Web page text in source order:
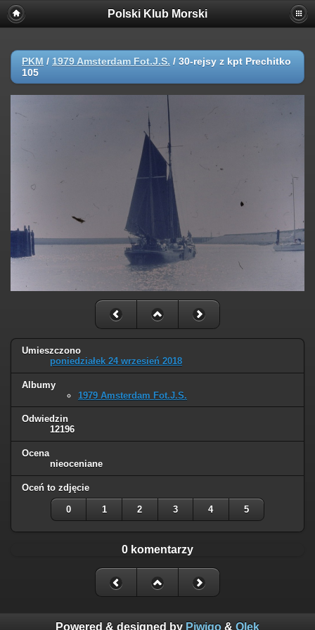
//dodane!!!!!!!!!!
Polski Klub Morski
PKM / 1979 Amsterdam Fot.J.S. / 30-rejsy z kpt Prechitko
105
Umieszczono
poniedziałek 24 wrzesień 2018
Albumy
1979 Amsterdam Fot.J.S.
Odwiedzin
12196
Ocena
nieoceniane
Oceń to zdjęcie
0 1 2 3 4 5
0 komentarzy
Powered & designed by Piwigo & Olek